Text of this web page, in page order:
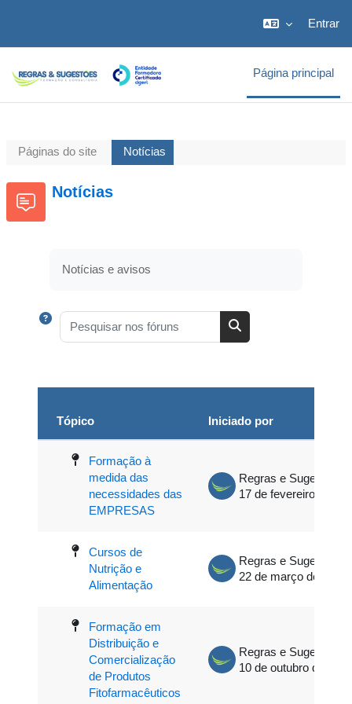
Entrar
Página principal
Páginas do site Notícias
Notícias
Notícias e avisos
Ajuda sobre Pesquisar
Pesquisar nos fóruns
Pesquisar nos fóruns
Lista de tópicos. A mostrar 6 de 6
Estado
Tópico Iniciado por
Destacado
Formação à
medida das
necessidades das
EMPRESAS
17 de fevereiro de
Destacado
Cursos de
Nutrição e
Alimentação
22 de março de 2021
Destacado
Formação em
Distribuição e
Comercialização
de Produtos
Fitofarmacêuticos
10 de outubro de 2022